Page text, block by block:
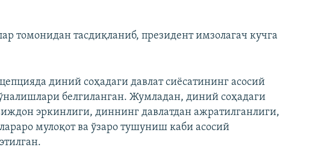
томонидан тасдиқланиб, президент имзолагач кучга
диний соҳадаги давлат сиёсатининг асосий
белгиланган. Жумладан, диний соҳадаги
эркинлиги, диннинг давлатдан ажратилганлиги,
мулоқот ва ўзаро тушуниш каби асосий